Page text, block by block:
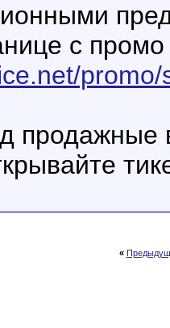
с
продажные
«